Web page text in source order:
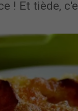
! Et tiède,